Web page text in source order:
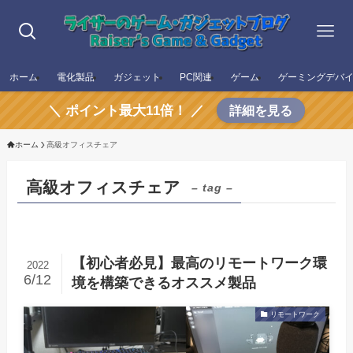
ホーム 電化製品 ガジェット PC関連 ゲーム ゲーミングデバ
＼ ポイント最大11倍！ ／ 詳細を見る
ホーム 高級オフィスチェア
高級オフィスチェア – tag –
【初心者必見】最高のリモートワーク環
境を構築できるオススメ製品
2022
6/12
リモートワーク